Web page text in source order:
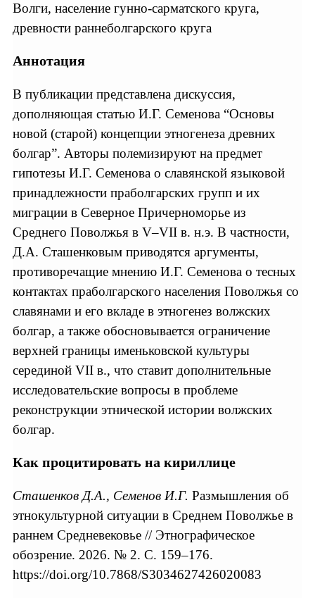
Волги, население гунно-сарматского круга,
древности раннеболгарского круга
Аннотация
В публикации представлена дискуссия,
дополняющая статью И.Г. Семенова “Основы
новой (старой) концепции этногенеза древних
болгар”. Авторы полемизируют на предмет
гипотезы И.Г. Семенова о славянской языковой
принадлежности праболгарских групп и их
миграции в Северное Причерноморье из
Среднего Поволжья в V–VII в. н.э. В частности,
Д.А. Сташенковым приводятся аргументы,
противоречащие мнению И.Г. Семенова о тесных
контактах праболгарского населения Поволжья со
славянами и его вкладе в этногенез волжских
болгар, а также обосновывается ограничение
верхней границы именьковской культуры
серединой VII в., что ставит дополнительные
исследовательские вопросы в проблеме
реконструкции этнической истории волжских
болгар.
Как процитировать на кириллице
Сташенков Д.А., Семенов И.Г. Размышления об
этнокультурной ситуации в Среднем Поволжье в
раннем Средневековье // Этнографическое
обозрение. 2026. № 2. С. 159–176.
https://doi.org/10.7868/S3034627426020083